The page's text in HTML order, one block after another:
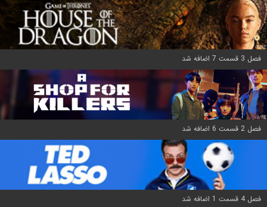
فصل 3 قسمت 7 اضافه شد
فصل 2 قسمت 6 اضافه شد
فصل 4 قسمت 1 اضافه شد